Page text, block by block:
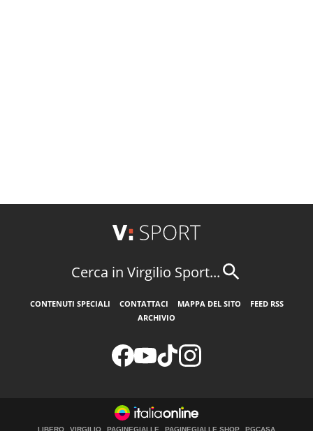
Cerca in Virgilio Sport...
CONTENUTI SPECIALI CONTATTACI MAPPA DEL SITO
FEED RSS
ARCHIVIO